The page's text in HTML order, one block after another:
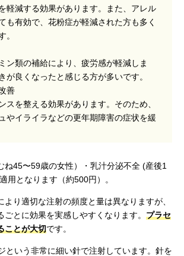
軽減する効果があります。また、アレル
も有効で、花粉症が軽減された方も多く
。
ン類の補給により、疲労感が軽減しま
が良くなったと感じる方が多いです。
善
スを整える効果があります。そのため、
やイライラなどの更年期障害の症状を緩
ね45〜59歳の女性）・乳汁分泌不全 (産後1
用となります（約500円）。
より適切な注射の頻度と量は異なりますが、
とに効果を実感しやすくなります。 プラセ
ことが大切です。
という非常に細い針で注射しています。針を